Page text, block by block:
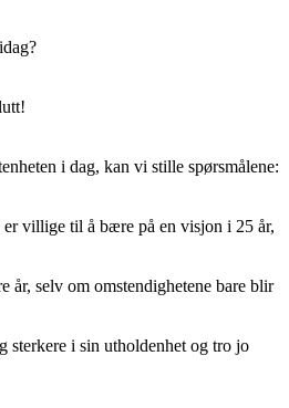
i dag, kan vi stille spørsmålene:
villige til å bære på en visjon i 25 år,
år, selv om omstendighetene bare blir
sterkere i sin utholdenhet og tro jo